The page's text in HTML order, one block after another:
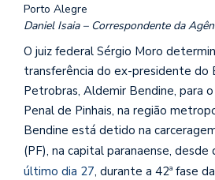
Porto Alegre
Daniel Isaia – Correspondente da
O juiz federal Sérgio Moro
transferência do ex-presidente do
Petrobras, Aldemir Bendine, para
Penal de Pinhais, na região
Bendine está detido na
(PF), na capital paranaense, desde
último dia 27, durante a 42ª fase